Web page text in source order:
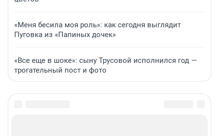
«Меня бесила моя роль»: как сегодня выглядит
Пуговка из «Папиных дочек»
«Все еще в шоке»: сыну Трусовой исполнился год —
трогательный пост и фото